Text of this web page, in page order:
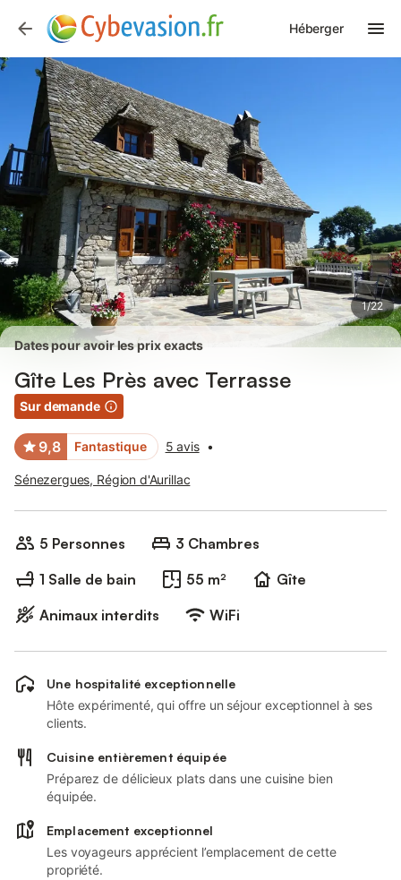
Héberger
1/22
Photos Équipements Avis des voyageurs
Dates pour avoir les prix exacts
Gîte Les Près avec Terrasse
Sur demande
9,8 Fantastique 5 avis •
Sénezergues, Région d'Aurillac
5 Personnes
3 Chambres
1 Salle de bain
55 m²
Gîte
Animaux interdits
WiFi
Une hospitalité exceptionnelle
Hôte expérimenté, qui offre un séjour exceptionnel à ses
clients.
Cuisine entièrement équipée
Préparez de délicieux plats dans une cuisine bien
équipée.
Emplacement exceptionnel
Les voyageurs apprécient l’emplacement de cette
propriété.